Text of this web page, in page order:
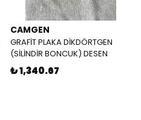
CAMGEN
GRAFİT PLAKA DİKDÖRTGEN
(SİLİNDİR BONCUK) DESEN
₺ 1,340.67